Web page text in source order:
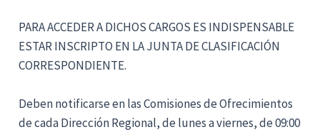
PARA ACCEDER A DICHOS CARGOS ES INDISPENSABLE
ESTAR INSCRIPTO EN LA JUNTA DE CLASIFICACIÓN
CORRESPONDIENTE.
Deben notificarse en las Comisiones de Ofrecimientos
de cada Dirección Regional, de lunes a viernes, de 09:00